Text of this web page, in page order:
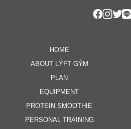
HOME
ABOUT LÝFT GÝM
PLAN
EQUIPMENT
PROTEIN SMOOTHIE
PERSONAL TRAINING